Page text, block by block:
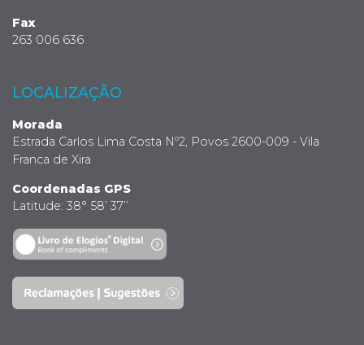
Fax
263 006 636
LOCALIZAÇÃO
Morada
Estrada Carlos Lima Costa Nº2, Povos 2600-009 - Vila
Franca de Xira
Coordenadas GPS
Latitude: 38° 58’ 37’’